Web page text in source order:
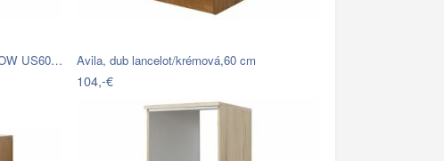
US60… Avila, dub lancelot/krémová,60 cm
104,-€